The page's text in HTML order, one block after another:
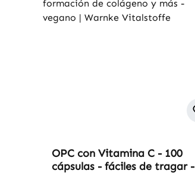
OPC con Vitamina C - 100
cápsulas - fáciles de tragar -